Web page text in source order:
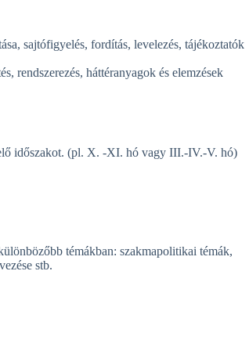
sajtófigyelés, fordítás, levelezés, tájékoztatók
rendszerezés, háttéranyagok és elemzések
időszakot. (pl. X. -XI. hó vagy III.-IV.-V. hó)
témákban: szakmapolitikai témák,
stb.